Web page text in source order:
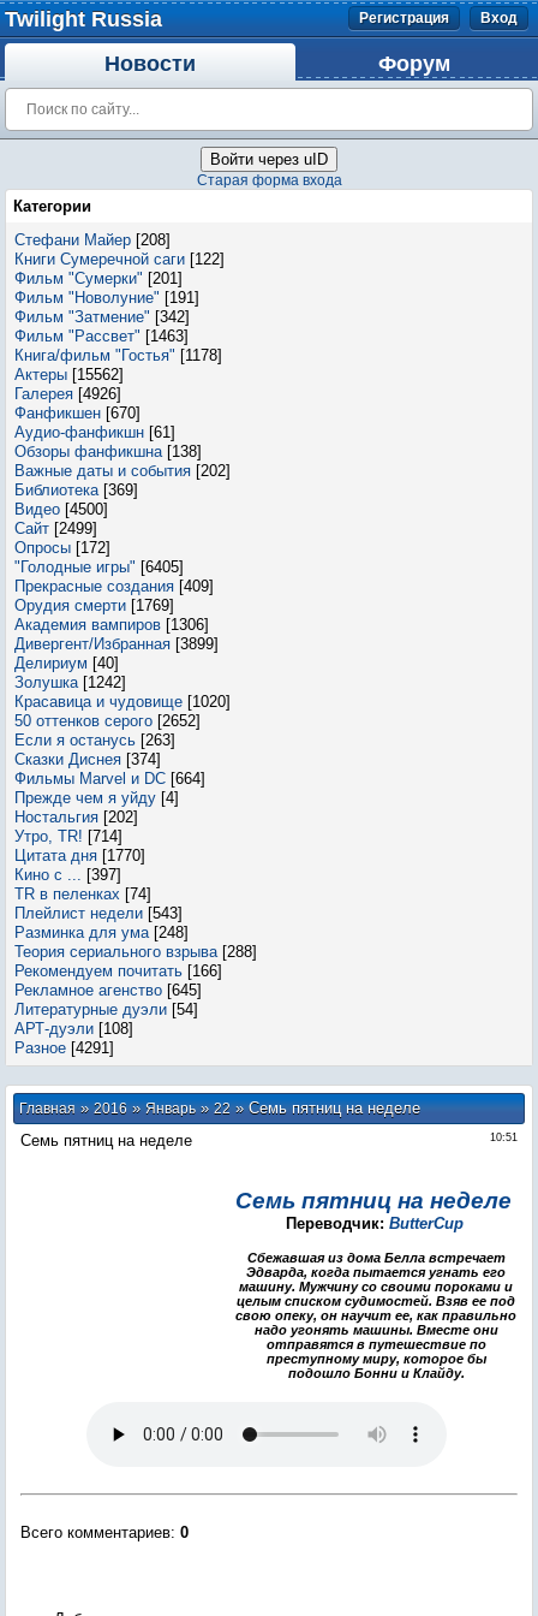
Twilight Russia Регистрация Вход
Новости Форум
Войти через uID
Старая форма входа
Категории
Стефани Майер [208]
Книги Сумеречной саги [122]
Фильм "Сумерки" [201]
Фильм "Новолуние" [191]
Фильм "Затмение" [342]
Фильм "Рассвет" [1463]
Книга/фильм "Гостья" [1178]
Актеры [15562]
Галерея [4926]
Фанфикшен [670]
Аудио-фанфикшн [61]
Обзоры фанфикшна [138]
Важные даты и события [202]
Библиотека [369]
Видео [4500]
Сайт [2499]
Опросы [172]
"Голодные игры" [6405]
Прекрасные создания [409]
Орудия смерти [1769]
Академия вампиров [1306]
Дивергент/Избранная [3899]
Делириум [40]
Золушка [1242]
Красавица и чудовище [1020]
50 оттенков серого [2652]
Если я останусь [263]
Сказки Диснея [374]
Фильмы Marvel и DC [664]
Прежде чем я уйду [4]
Ностальгия [202]
Утро, TR! [714]
Цитата дня [1770]
Кино с ... [397]
TR в пеленках [74]
Плейлист недели [543]
Разминка для ума [248]
Теория сериального взрыва [288]
Рекомендуем почитать [166]
Рекламное агенство [645]
Литературные дуэли [54]
АРТ-дуэли [108]
Разное [4291]
Главная»2016 » Январь » 22» Семь пятниц на неделе
10:51
Семь пятниц на неделе
Семь пятниц на неделе
Переводчик: ButterCup
Сбежавшая из дома Белла встречает
Эдварда, когда пытается угнать его
машину. Мужчину со своими пороками и
целым списком судимостей. Взяв ее под
свою опеку, он научит ее, как правильно
надо угонять машины. Вместе они
отправятся в путешествие по
преступному миру, которое бы
подошло Бонни и Клайду.
Всего комментариев: 0